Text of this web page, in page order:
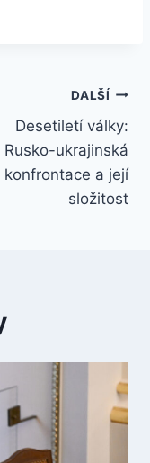
DALŠÍ
Desetiletí války:
Rusko-ukrajinská
konfrontace a její
složitost